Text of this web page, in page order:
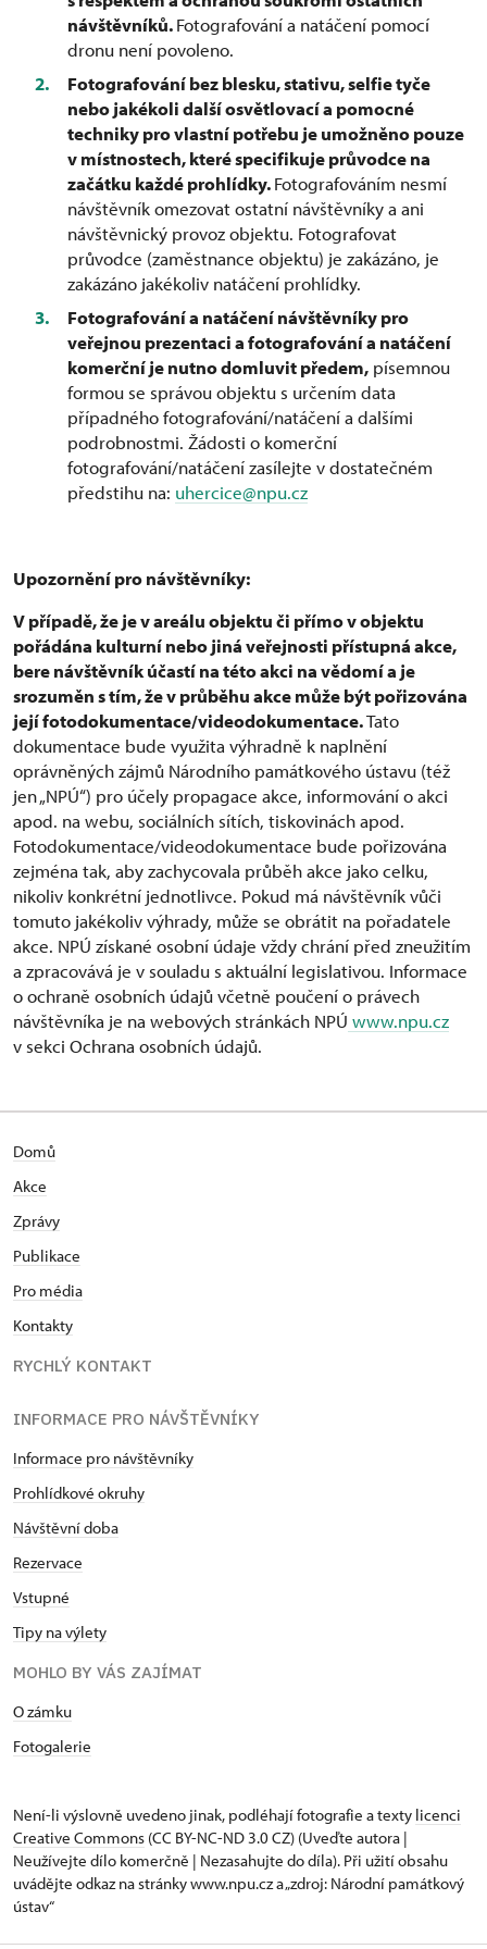
návštěvníků.Fotografování a natáčení pomocí
dronu není povoleno.
Fotografování bez blesku, stativu, selfie tyče
nebo jakékoli další osvětlovací a pomocné
techniky pro vlastní potřebu je umožněno pouze
v místnostech, které specifikuje průvodce na
začátku každé prohlídky.Fotografováním nesmí
návštěvník omezovat ostatní návštěvníky a ani
návštěvnický provoz objektu. Fotografovat
průvodce (zaměstnance objektu) je zakázáno, je
zakázáno jakékoliv natáčení prohlídky.
Fotografování a natáčení návštěvníky pro
veřejnou prezentaci a fotografování a natáčení
komerční je nutno domluvit předem, písemnou
formou se správou objektu s určením data
případného fotografování/natáčení a dalšími
podrobnostmi. Žádosti o komerční
fotografování/natáčení zasílejte v dostatečném
předstihu na: uhercice@npu.cz
Upozornění pro návštěvníky:
V případě, že je v areálu objektu či přímo v objektu
pořádána kulturní nebo jiná veřejnosti přístupná akce,
bere návštěvník účastí na této akci na vědomí a je
srozuměn s tím, že v průběhu akce může být pořizována
její fotodokumentace/videodokumentace.Tato
dokumentace bude využita výhradně k naplnění
oprávněných zájmů Národního památkového ústavu (též
jen „NPÚ“) pro účely propagace akce, informování o akci
apod. na webu, sociálních sítích, tiskovinách apod.
Fotodokumentace/videodokumentace bude pořizována
zejména tak, aby zachycovala průběh akce jako celku,
nikoliv konkrétní jednotlivce. Pokud má návštěvník vůči
tomuto jakékoliv výhrady, může se obrátit na pořadatele
akce. NPÚ získané osobní údaje vždy chrání před zneužitím
a zpracovává je v souladu s aktuální legislativou. Informace
o ochraně osobních údajů včetně poučení o právech
návštěvníka je na webových stránkách NPÚ www.npu.cz
v sekci Ochrana osobních údajů.
Domů
Akce
Zprávy
Publikace
Pro média
Kontakty
RYCHLÝ KONTAKT
INFORMACE PRO NÁVŠTĚVNÍKY
Informace pro návštěvníky
Prohlídkové okruhy
Návštěvní doba
Rezervace
Vstupné
Tipy na výlety
MOHLO BY VÁS ZAJÍMAT
O zámku
Fotogalerie
Není-li výslovně uvedeno jinak, podléhají fotografie a texty licenci
Creative Commons (CC BY-NC-ND 3.0 CZ) (Uveďte autora |
Neužívejte dílo komerčně | Nezasahujte do díla). Při užití obsahu
uvádějte odkaz na stránky www.npu.cz a „zdroj: Národní památkový
ústav“